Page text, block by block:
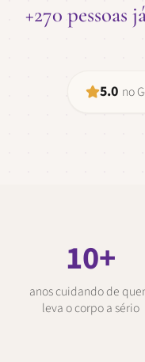
+270 pessoas
5.0 no
10+
anos cuidando de
leva o corpo a sério